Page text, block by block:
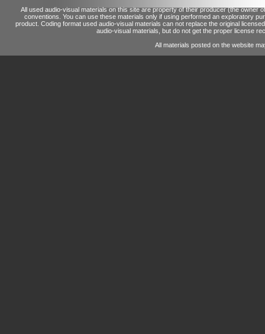
All used audio-visual materials on this site are property of their producer (the owner
conventions. You can use these materials only if using performed an exploratory
product. Coding format used audio-visual materials can not replace the original
audio-visual materials, but do not get the proper license
All materials posted on the website